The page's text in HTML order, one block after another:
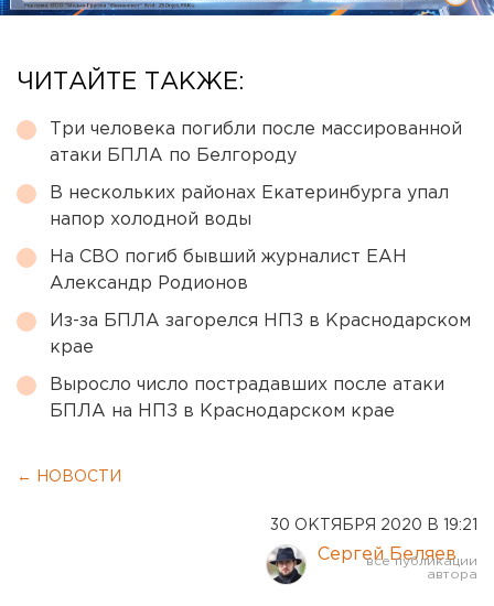
ЧИТАЙТЕ ТАКЖЕ:
Три человека погибли после массированной
атаки БПЛА по Белгороду
В нескольких районах Екатеринбурга упал
напор холодной воды
На СВО погиб бывший журналист ЕАН
Александр Родионов
Из-за БПЛА загорелся НПЗ в Краснодарском
крае
Выросло число пострадавших после атаки
БПЛА на НПЗ в Краснодарском крае
← НОВОСТИ
30 ОКТЯБРЯ 2020 В 19:21
Сергей Беляев